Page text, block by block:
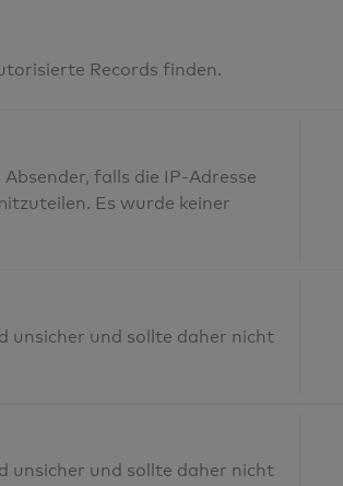
Records finden.
falls die IP-Adresse
Es wurde keiner
unsicher und sollte daher nicht
unsicher und sollte daher nicht